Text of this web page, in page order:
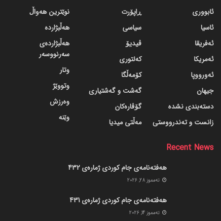
ئابووری
ئاسیا
ئەفریقا
ئەمریکا
ئەورووپا
جیهان
دسته‌بندی نشده
زانست و تەندرووستی
ڕاپۆرت
سیاسی
ڤیدیۆ
کەلتوری
کۆمەڵگا
گه‌شت و گه‌شتیاری
گۆڤاره‌کان
مەڵتی میدیا
نوێترین هەواڵ
هەڵبژاردە
هەڵبژاردەی
سەرنووسەر
وتار
وتووێژ
وەرزش
وێنە
Recent News
هەفتەنامەی جام کوردی ژمارەی 432
ته‌مموز 28, 2026
هەفتەنامەی جام کوردی ژمارەی 431
ته‌مموز 14, 2026